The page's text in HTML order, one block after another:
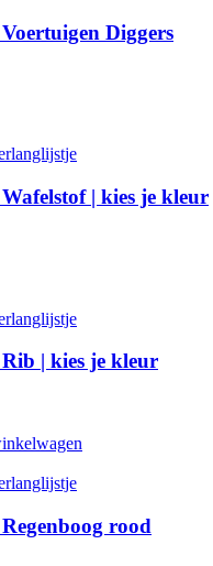
Diggers
variaties.
op
productpagina
| kies je kleur
variaties.
productpagina
| kies je kleur
rood